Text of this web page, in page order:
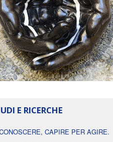
E RICERCHE
CAPIRE PER AGIRE.